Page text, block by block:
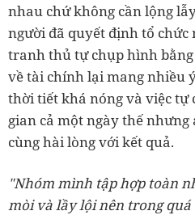
nhau chứ không cần lộng
người đã quyết định tổ chức
tranh thủ tự chụp hình
về tài chính lại mang nhiều
thời tiết khá nóng và việc
gian cả một ngày thế
cùng hài lòng với kết quả.
"Nhóm mình tập hợp toàn
mòi và lầy lội nên trong